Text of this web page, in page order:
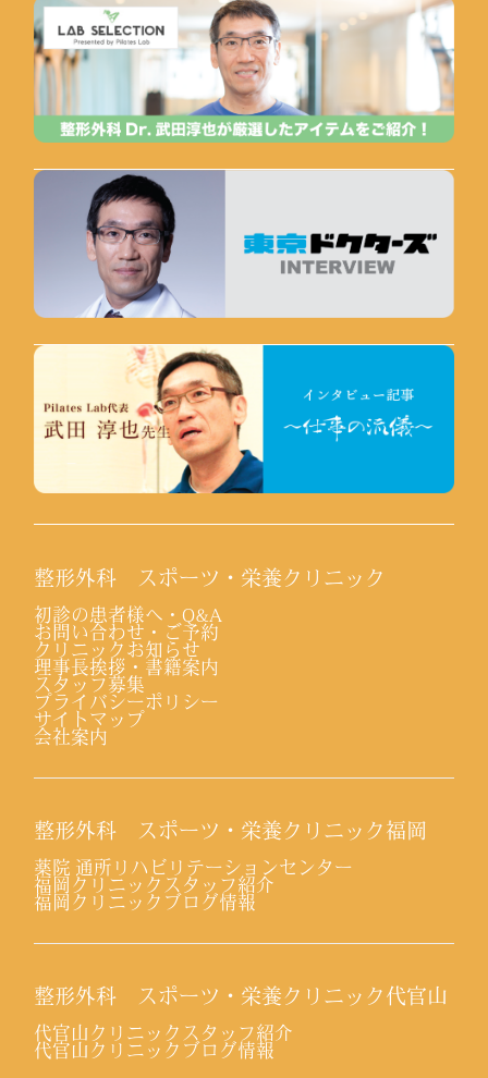
整形外科 スポーツ・栄養クリニック
初診の患者様へ・Q&A
お問い合わせ・ご予約
クリニックお知らせ
理事長挨拶・書籍案内
スタッフ募集
プライバシーポリシー
サイトマップ
会社案内
整形外科 スポーツ・栄養クリニック福岡
薬院 通所リハビリテーションセンター
福岡クリニックスタッフ紹介
福岡クリニックブログ情報
整形外科 スポーツ・栄養クリニック代官山
代官山クリニックスタッフ紹介
代官山クリニックブログ情報